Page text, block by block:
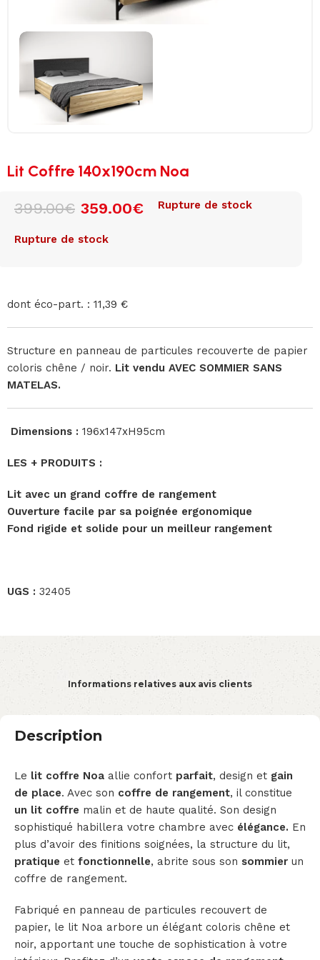
Lit Coffre 140x190cm Noa
399.00€ 359.00€ Rupture de stock
Rupture de stock
dont éco-part. : 11,39 €
Structure en panneau de particules recouverte de papier
coloris chêne / noir. Lit vendu AVEC SOMMIER SANS
MATELAS.
Dimensions : 196x147xH95cm
LES + PRODUITS :
Lit avec un grand coffre de rangement
Ouverture facile par sa poignée ergonomique
Fond rigide et solide pour un meilleur rangement
UGS : 32405
Informations relatives aux avis clients
Description
Le lit coffre Noa allie confort parfait, design et gain
de place. Avec son coffre de rangement, il constitue
un lit coffre malin et de haute qualité. Son design
sophistiqué habillera votre chambre avec élégance. En
plus d’avoir des finitions soignées, la structure du lit,
pratique et fonctionnelle, abrite sous son sommier un
coffre de rangement.
Fabriqué en panneau de particules recouvert de
papier, le lit Noa arbore un élégant coloris chêne et
noir, apportant une touche de sophistication à votre